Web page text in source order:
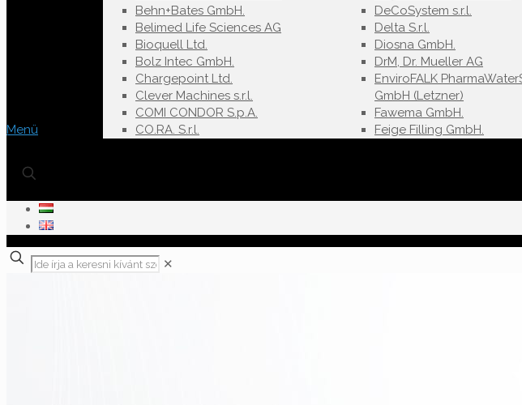
Menü
Behn+Bates GmbH.
Belimed Life Sciences AG
Bioquell Ltd.
Bolz Intec GmbH.
Chargepoint Ltd.
Clever Machines s.r.l.
COMI CONDOR S.p.A.
CO.RA. S.r.l.
DeCoSystem s.r.l.
Delta S.r.l.
Diosna GmbH.
DrM, Dr. Mueller AG
EnviroFALK
GmbH (Letzner)
Fawema GmbH.
Feige Filling GmbH.
✕